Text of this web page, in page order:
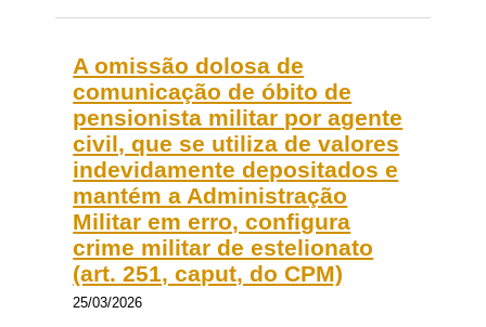
A omissão dolosa de
comunicação de óbito de
pensionista militar por agente
civil, que se utiliza de valores
indevidamente depositados e
mantém a Administração
Militar em erro, configura
crime militar de estelionato
(art. 251, caput, do CPM)
25/03/2026